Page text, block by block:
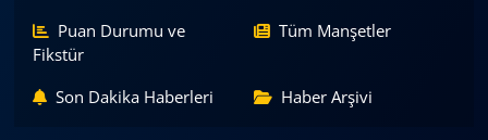
Puan Durumu ve
Fikstür
Tüm Manşetler
Son Dakika Haberleri Haber Arşivi